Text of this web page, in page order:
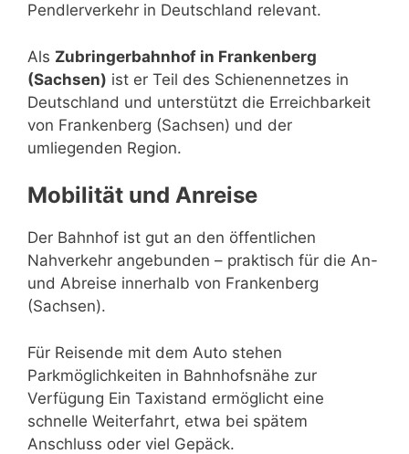
Pendlerverkehr in Deutschland relevant.
Als Zubringerbahnhof in Frankenberg
(Sachsen) ist er Teil des Schienennetzes in
Deutschland und unterstützt die Erreichbarkeit
von Frankenberg (Sachsen) und der
umliegenden Region.
Mobilität und Anreise
Der Bahnhof ist gut an den öffentlichen
Nahverkehr angebunden – praktisch für die An-
und Abreise innerhalb von Frankenberg
(Sachsen).
Für Reisende mit dem Auto stehen
Parkmöglichkeiten in Bahnhofsnähe zur
Verfügung Ein Taxistand ermöglicht eine
schnelle Weiterfahrt, etwa bei spätem
Anschluss oder viel Gepäck.